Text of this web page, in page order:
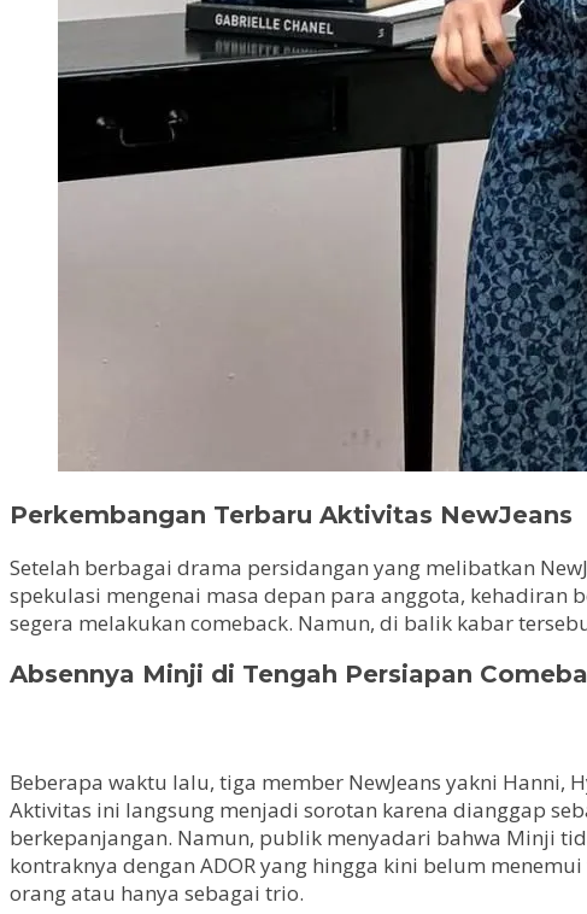
Perkembangan Terbaru Aktivitas NewJeans
Setelah berbagai drama persidangan yang melibatkan
spekulasi mengenai masa depan para anggota,
segera melakukan comeback. Namun, di balik kabar
Absennya Minji di Tengah Persiapan
Beberapa waktu lalu, tiga member NewJeans yakni
Aktivitas ini langsung menjadi sorotan karena dianggap
berkepanjangan. Namun, publik menyadari bahwa Minji
kontraknya dengan ADOR yang hingga kini belum
orang atau hanya sebagai trio.